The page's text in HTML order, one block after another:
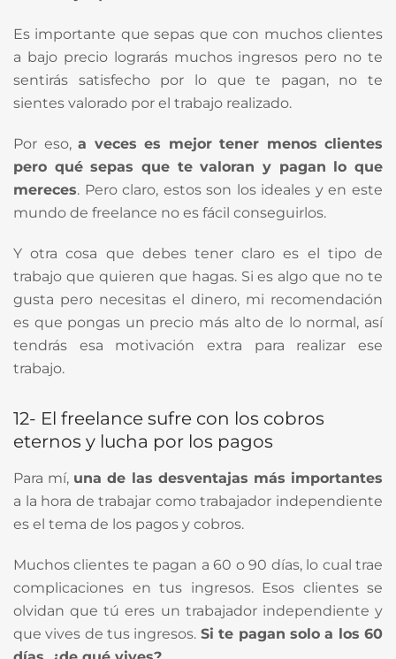
Es importante que sepas que con muchos clientes
a bajo precio lograrás muchos ingresos pero no te
sentirás satisfecho por lo que te pagan, no te
sientes valorado por el trabajo realizado.
Por eso, a veces es mejor tener menos clientes
pero qué sepas que te valoran y pagan lo que
mereces. Pero claro, estos son los ideales y en este
mundo de freelance no es fácil conseguirlos.
Y otra cosa que debes tener claro es el tipo de
trabajo que quieren que hagas. Si es algo que no te
gusta pero necesitas el dinero, mi recomendación
es que pongas un precio más alto de lo normal, así
tendrás esa motivación extra para realizar ese
trabajo.
12- El freelance sufre con los cobros
eternos y lucha por los pagos
Para mí, una de las desventajas más importantes
a la hora de trabajar como trabajador independiente
es el tema de los pagos y cobros.
Muchos clientes te pagan a 60 o 90 días, lo cual trae
complicaciones en tus ingresos. Esos clientes se
olvidan que tú eres un trabajador independiente y
que vives de tus ingresos. Si te pagan solo a los 60